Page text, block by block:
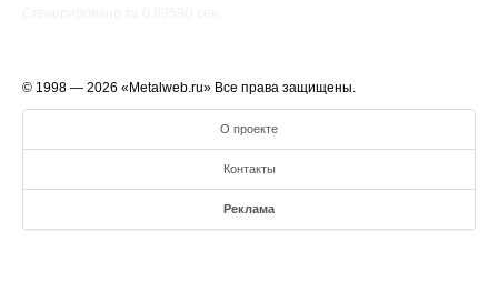
© 1998 — 2026 «Metalweb.ru» Все права защищены.
О проекте
Контакты
Реклама